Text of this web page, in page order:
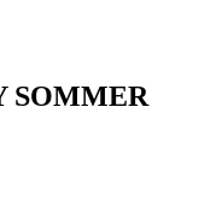
SOMMER